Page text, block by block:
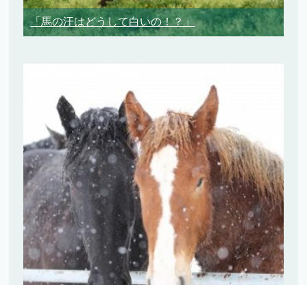
「馬の汗はどうして白いの！？」